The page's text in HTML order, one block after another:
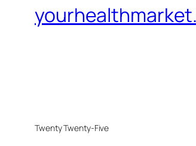
Twenty Twenty-Five